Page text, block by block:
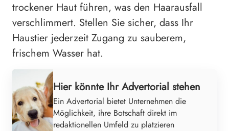
trockener Haut führen, was den Haarausfall
verschlimmert. Stellen Sie sicher, dass Ihr
Haustier jederzeit Zugang zu sauberem,
frischem Wasser hat.
Hier könnte Ihr Advertorial stehen
Ein Advertorial bietet Unternehmen die
Möglichkeit, ihre Botschaft direkt im
redaktionellen Umfeld zu platzieren